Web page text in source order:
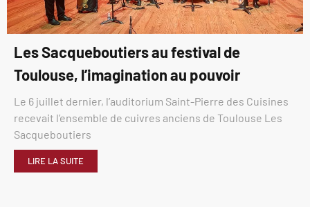
Les Sacqueboutiers au festival de
Toulouse, l’imagination au pouvoir
Le 6 juillet dernier, l’auditorium Saint-Pierre des Cuisines
recevait l’ensemble de cuivres anciens de Toulouse Les
Sacqueboutiers
LIRE LA SUITE